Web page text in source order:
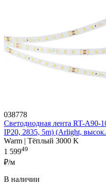
038778
Светодиодная лента RT-A90-
IP20, 2835, 5m) (Arlight,
Warm | Тёплый 3000 K
1 59949
₽/м
В наличии